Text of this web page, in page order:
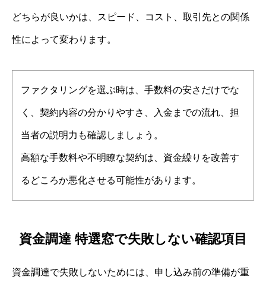
どちらが良いかは、スピード、コスト、取引先との関係
性によって変わります。
ファクタリングを選ぶ時は、手数料の安さだけでな
く、契約内容の分かりやすさ、入金までの流れ、担
当者の説明力も確認しましょう。
高額な手数料や不明瞭な契約は、資金繰りを改善す
るどころか悪化させる可能性があります。
資金調達 特選窓で失敗しない確認項目
資金調達で失敗しないためには、申し込み前の準備が重